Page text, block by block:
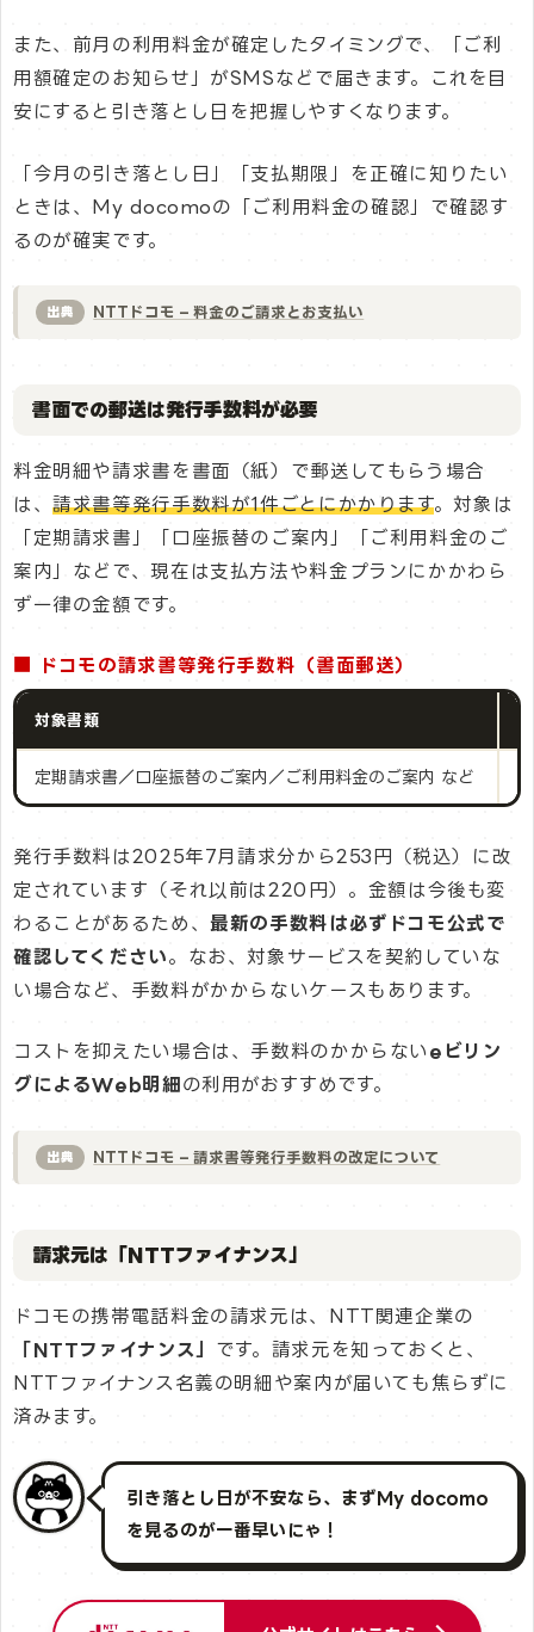
また、前月の利用料金が確定したタイミングで、「ご利
用額確定のお知らせ」がSMSなどで届きます。これを目
安にすると引き落とし日を把握しやすくなります。
「今月の引き落とし日」「支払期限」を正確に知りたい
ときは、My docomoの「ご利用料金の確認」で確認す
るのが確実です。
出典 NTTドコモ – 料金のご請求とお支払い
書面での郵送は発行手数料が必要
料金明細や請求書を書面（紙）で郵送してもらう場合
は、請求書等発行手数料が1件ごとにかかります。対象は
「定期請求書」「口座振替のご案内」「ご利用料金のご
案内」などで、現在は支払方法や料金プランにかかわら
ず一律の金額です。
■ ドコモの請求書等発行手数料（書面郵送）
対象書類
定期請求書／口座振替のご案内／ご利用料金のご案内 など
発行手数料は2025年7月請求分から253円（税込）に改
定されています（それ以前は220円）。金額は今後も変
わることがあるため、最新の手数料は必ずドコモ公式で
確認してください。なお、対象サービスを契約していな
い場合など、手数料がかからないケースもあります。
コストを抑えたい場合は、手数料のかからない eビリン
グによるWeb明細 の利用がおすすめです。
出典 NTTドコモ – 請求書等発行手数料の改定について
請求元は「NTTファイナンス」
ドコモの携帯電話料金の請求元は、NTT関連企業の
「NTTファイナンス」 です。請求元を知っておくと、
NTTファイナンス名義の明細や案内が届いても焦らずに
済みます。
引き落とし日が不安なら、まずMy docomo
を見るのが一番早いにゃ！